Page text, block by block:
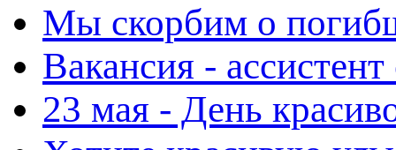
Мы скорбим о
Вакансия - ассистент
23 мая - День